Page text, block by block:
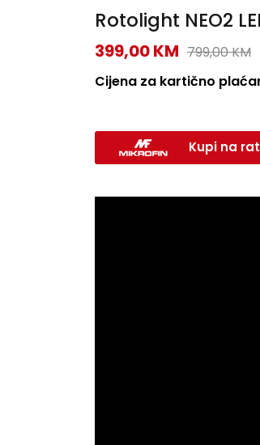
Rotolight NEO2
399,00KM 799,00KM
Cijena za kartično
Kupi na